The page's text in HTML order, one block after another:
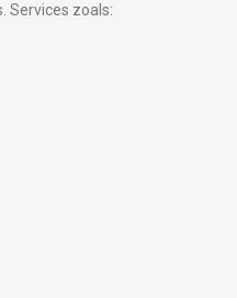
Services zoals: